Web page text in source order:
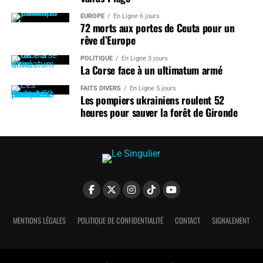
EUROPE En Ligne 6 jours
72 morts aux portes de Ceuta pour un
rêve d’Europe
POLITIQUE En Ligne 3 jours
La Corse face à un ultimatum armé
FAITS DIVERS En Ligne 5 jours
Les pompiers ukrainiens roulent 52
heures pour sauver la forêt de Gironde
MENTIONS LÉGALES POLITIQUE DE CONFIDENTIALITÉ CONTACT SIGNALEMENT